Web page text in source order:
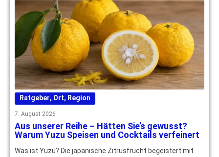
Ratgeber, Ort, Region
7. August 2026
Aus unserer Reihe – Hätten Sie’s gewusst?
Warum Yuzu Speisen und Cocktails verfeinert
Was ist Yuzu? Die japanische Zitrusfrucht begeistert mit